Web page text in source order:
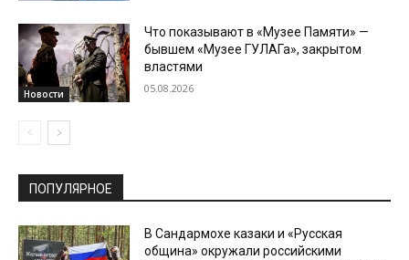
Новости
Что показывают в «Музее Памяти» —
бывшем «Музее ГУЛАГа», закрытом
властями
05.08.2026
ПОПУЛЯРНОЕ
В Сандармохе казаки и «Русская
община» окружали российскими